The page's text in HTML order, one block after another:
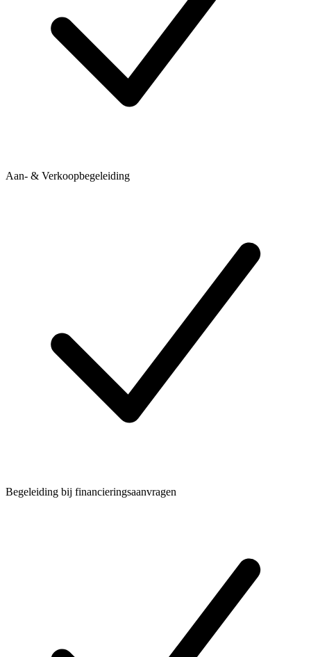
Aan- & Verkoopbegeleiding
Begeleiding bij financieringsaanvragen